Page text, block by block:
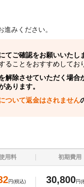
みください。
ご確認をお願いいたし
ることをおすすめしてお
除させていただく場合
あります。
ついて返金はされません
用料 初期費用
円(税込)
30,800円(